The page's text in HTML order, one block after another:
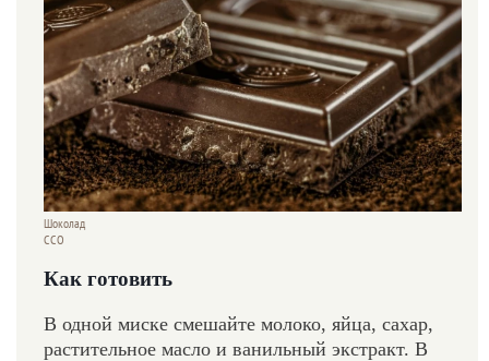
Шоколад
ССО
Как готовить
В одной миске смешайте молоко, яйца, сахар,
растительное масло и ванильный экстракт. В